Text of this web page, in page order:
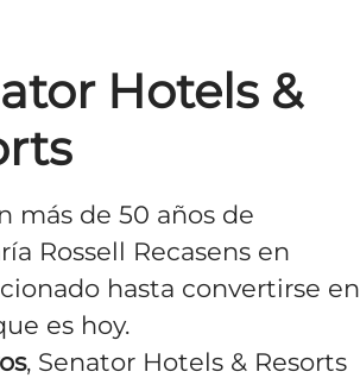
Hotels &
más de 50 años de
Rossell Recasens en
hasta convertirse en
es hoy.
, Senator Hotels & Resorts